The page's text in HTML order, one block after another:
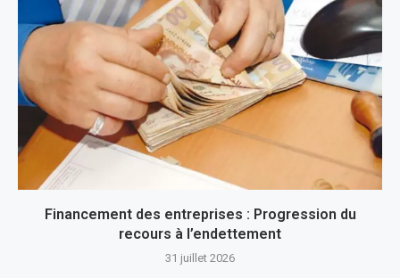
Financement des entreprises : Progression du
recours à l’endettement
31 juillet 2026